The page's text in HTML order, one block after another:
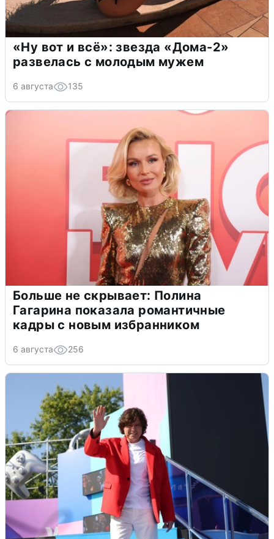
«Ну вот и всё»: звезда «Дома-2»
развелась с молодым мужем
6 августа 135
Больше не скрывает: Полина
Гагарина показала романтичные
кадры с новым избранником
6 августа 256